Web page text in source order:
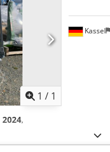
1 / 1
Kassel
2024,